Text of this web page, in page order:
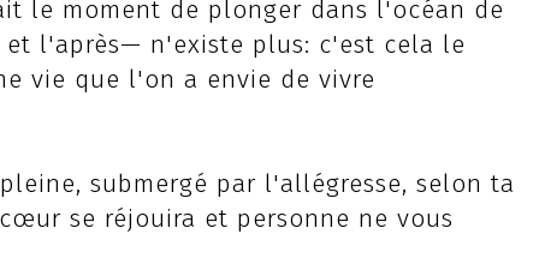
le moment de plonger dans l'océan de
l'après— n'existe plus: c'est cela le
vie que l'on a envie de vivre
submergé par l'allégresse, selon ta
se réjouira et personne ne vous